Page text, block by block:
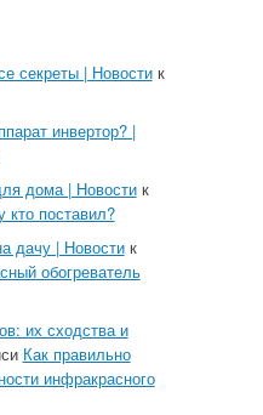
секреты | Новостик
инвертор? |
дома | Новостик
кто поставил?
дачу | Новостик
обогреватель
их сходства и
Как правильно
инфракрасного